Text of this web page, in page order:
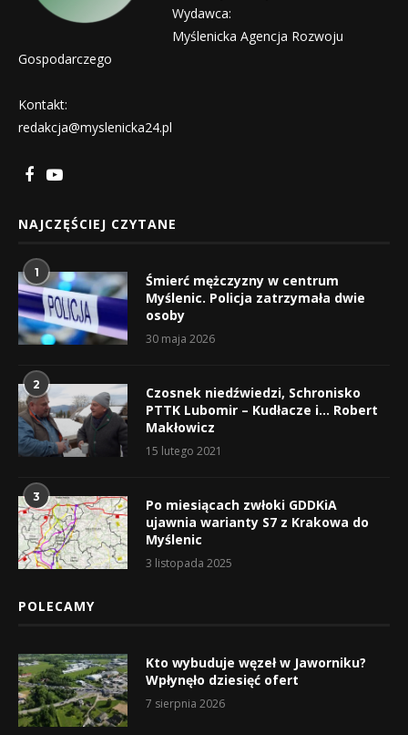
Wydawca:
Myślenicka Agencja Rozwoju
Gospodarczego
Kontakt:
redakcja@myslenicka24.pl
NAJCZĘŚCIEJ CZYTANE
1
Śmierć mężczyzny w centrum
Myślenic. Policja zatrzymała dwie
osoby
30 maja 2026
2
Czosnek niedźwiedzi, Schronisko
PTTK Lubomir – Kudłacze i… Robert
Makłowicz
15 lutego 2021
3
Po miesiącach zwłoki GDDKiA
ujawnia warianty S7 z Krakowa do
Myślenic
3 listopada 2025
POLECAMY
Kto wybuduje węzeł w Jaworniku?
Wpłynęło dziesięć ofert
7 sierpnia 2026